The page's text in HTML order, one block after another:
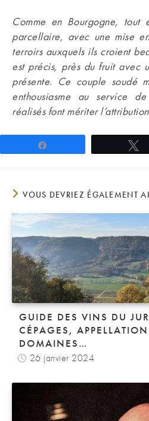
Comme en Bourgogne, tout
parcellaire, avec une mise
terroirs auxquels ils croient
est précis, près du fruit avec
présente. Ce couple soudé
enthousiasme au service
réalisés font mériter
VOUS DEVRIEZ ÉGALEMENT
GUIDE DES VINS DU
CÉPAGES,
DOMAINES…
26 janvier 2024